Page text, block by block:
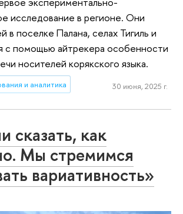
исследование в регионе. Они
в поселке Палана, селах Тигиль и
с помощью айтрекера особенности
носителей корякского языка.
и аналитика 30 июня, 2025 г.
сказать, как
Мы стремимся
вариативность»